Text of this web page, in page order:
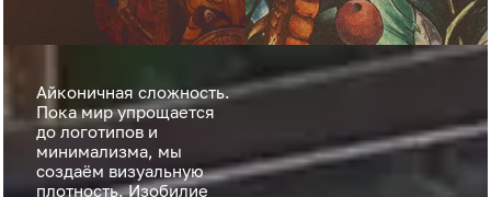
Айконичная сложность.
Пока мир упрощается
до логотипов и
минимализма, мы
создаём визуальную
плотность. Изобилие